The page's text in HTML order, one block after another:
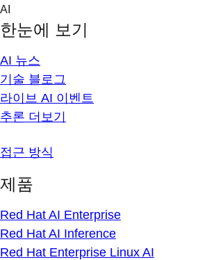
Skip
content
AI
한눈에 보기
AI 뉴스
기술 블로그
라이브 AI 이벤트
추론 더보기
접근 방식
제품
Red Hat AI Enterprise
Red Hat AI Inference
Red Hat Enterprise Linux AI